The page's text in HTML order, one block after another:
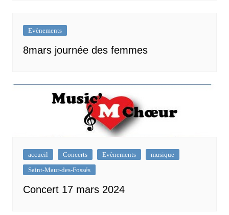
Evènements
8mars journée des femmes
accueil Concerts Evènements
musique
Saint-Maur-des-Fossés
Concert 17 mars 2024